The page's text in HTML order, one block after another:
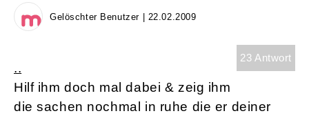
Gelöschter Benutzer | 22.02.2009
23 Antwort
..
Hilf ihm doch mal dabei & zeig ihm
die sachen nochmal in ruhe die er deiner